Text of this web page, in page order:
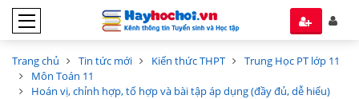
Trang chủ Tin tức mới Kiến thức THPT
Trung Học PT lớp 11
Môn Toán 11
Hoán vị, chỉnh hợp, tổ hợp và bài tập áp dụng (đầy đủ, dễ hiểu)